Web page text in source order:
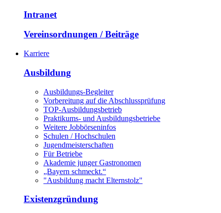
Intranet
Vereinsordnungen / Beiträge
Karriere
Ausbildung
Ausbildungs-Begleiter
Vorbereitung auf die Abschlussprüfung
TOP-Ausbildungsbetrieb
Praktikums- und Ausbildungsbetriebe
Weitere Jobbörseninfos
Schulen / Hochschulen
Jugendmeisterschaften
Für Betriebe
Akademie junger Gastronomen
„Bayern schmeckt.“
"Ausbildung macht Elternstolz"
Existenzgründung